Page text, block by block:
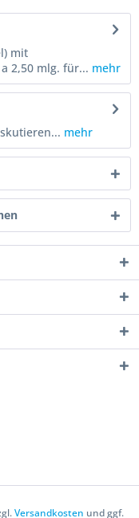
mit
2,50 mlg. für... mehr
mehr
Versandkosten und ggf.